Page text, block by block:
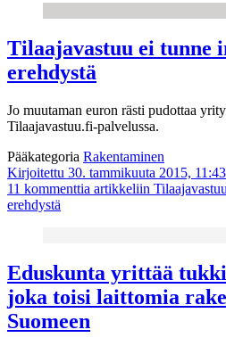
Tilaajavastuu ei tunne
erehdystä
Jo muutaman euron rästi pudottaa
Tilaajavastuu.fi-palvelussa.
Pääkategoria Rakentaminen
Kirjoitettu 30. tammikuuta 2015, 11:43
11 kommenttia artikkeliin
erehdystä
Eduskunta yrittää
joka toisi laittomia
Suomeen